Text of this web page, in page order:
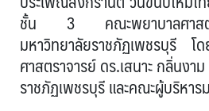
ชั้น 3 คณะพยาบาลศาสต
มหาวิทยาลัยราชภัฏเพชรบุรี โด
ศาสตราจารย์ ดร.เสนาะ กลิ่นง
ราชภัฏเพชรบุรี และคณะผู้บริหาร